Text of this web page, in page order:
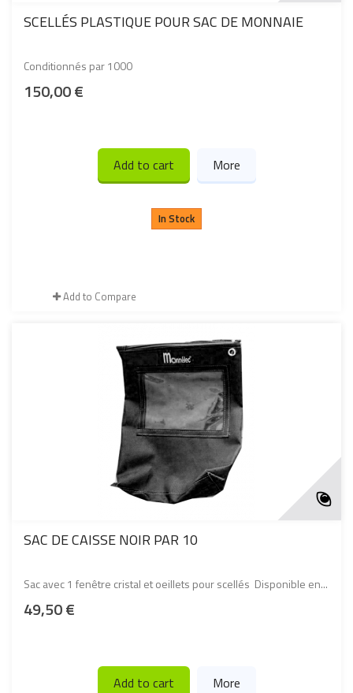
SCELLÉS PLASTIQUE POUR SAC DE MONNAIE
Conditionnés par 1000
150,00 €
Add to cart More
In Stock
Add to Compare
SAC DE CAISSE NOIR PAR 10
Sac avec 1 fenêtre cristal et oeillets pour scellés Disponible en...
49,50 €
Add to cart More